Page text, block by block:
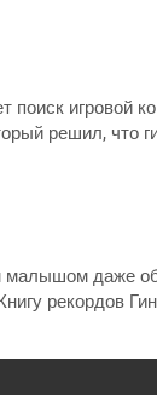
игровой
решил, что
малышом даже
рекордов